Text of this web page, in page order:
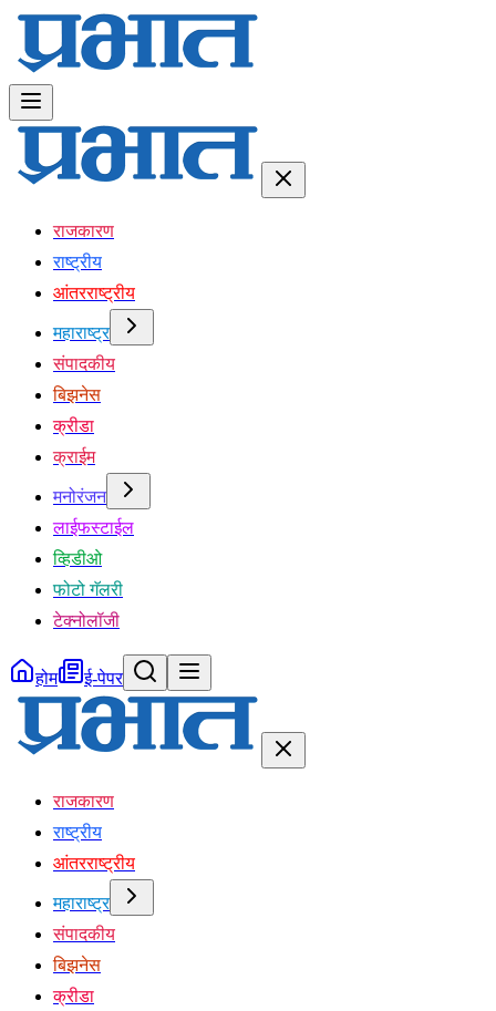
राजकारण
राष्ट्रीय
आंतरराष्ट्रीय
महाराष्ट्र
संपादकीय
बिझनेस
क्रीडा
क्राईम
मनोरंजन
लाईफस्टाईल
व्हिडीओ
फोटो गॅलरी
टेक्नोलॉजी
होम ई-पेपर
राजकारण
राष्ट्रीय
आंतरराष्ट्रीय
महाराष्ट्र
संपादकीय
बिझनेस
क्रीडा